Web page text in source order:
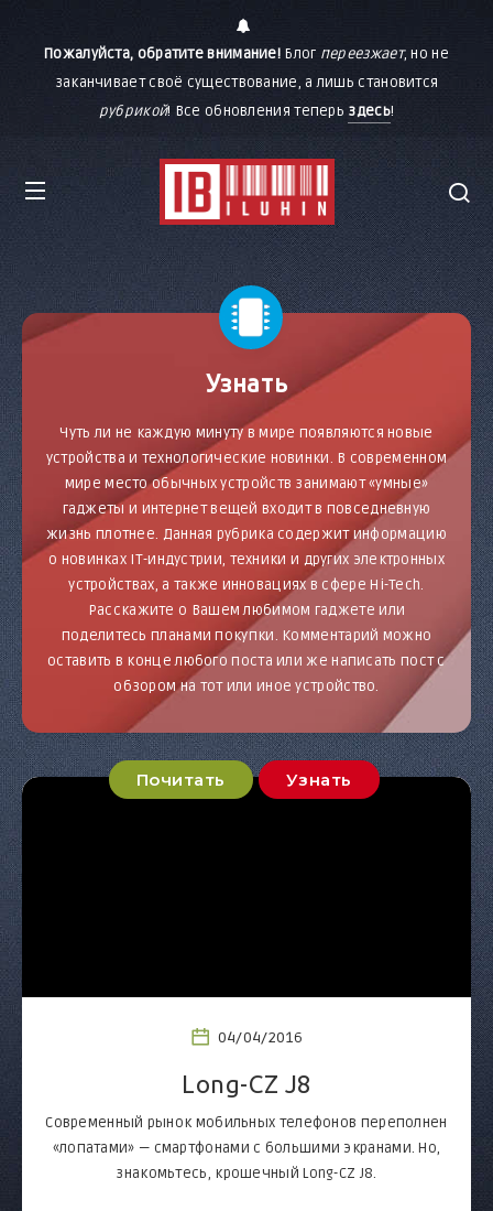
Пожалуйста, обратите внимание! Блог переезжает, но не
заканчивает своё существование, а лишь становится
рубрикой! Все обновления теперь здесь!
Узнать
Чуть ли не каждую минуту в мире появляются новые
устройства и технологические новинки. В современном
мире место обычных устройств занимают «умные»
гаджеты и интернет вещей входит в повседневную
жизнь плотнее. Данная рубрика содержит информацию
о новинках IT-индустрии, техники и других электронных
устройствах, а также инновациях в сфере Hi-Tech.
Расскажите о Вашем любимом гаджете или
поделитесь планами покупки. Комментарий можно
оставить в конце любого поста или же написать пост с
обзором на тот или иное устройство.
Почитать Узнать
04/04/2016
Long-CZ J8
Современный рынок мобильных телефонов переполнен
«лопатами» — смартфонами с большими экранами. Но,
знакомьтесь, крошечный Long-CZ J8.